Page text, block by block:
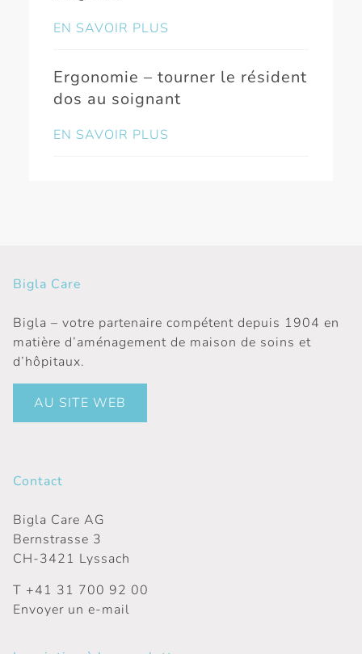
EN SAVOIR PLUS
Ergonomie – tourner le résident
dos au soignant
EN SAVOIR PLUS
Bigla Care
Bigla – votre partenaire compétent depuis 1904 en
matière d’aménagement de maison de soins et
d’hôpitaux.
AU SITE WEB
Contact
Bigla Care AG
Bernstrasse 3
CH-3421 Lyssach
T +41 31 700 92 00
Envoyer un e-mail